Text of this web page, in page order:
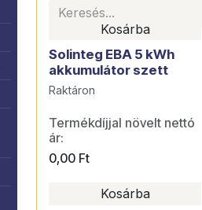
Solinteg EBA 5 kWh
akkumulátor szett
Raktáron
Kosárba
Termékdíjjal növelt nettó
ár:
0,00 Ft
Kosárba